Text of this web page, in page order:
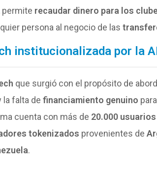
permite recaudar dinero para los
persona al negocio de las
institucionalizada por la
que surgió con el propósito de
la falta de financiamiento genuino
cuenta con más de 20.000 usuarios
tokenizados provenientes de
.